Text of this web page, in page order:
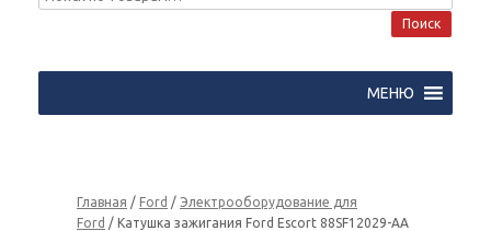
Поиск
МЕНЮ
Главная / Ford / Электрооборудование для
Ford / Катушка зажигания Ford Escort 88SF12029-AA